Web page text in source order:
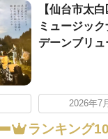
【仙台市太
ミュージッ
デーンブリ
2026年7
ランキング